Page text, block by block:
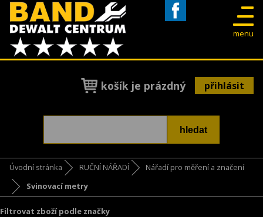
menu
košík je prázdný přihlásit
Úvodní stránka RUČNÍ NÁŘADÍ
Nářadí pro měření a značení
Svinovací metry
Filtrovat zboží podle značky